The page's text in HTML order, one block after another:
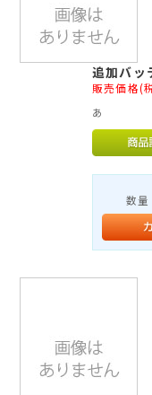
追加バッ
販売価格(
あ
数量